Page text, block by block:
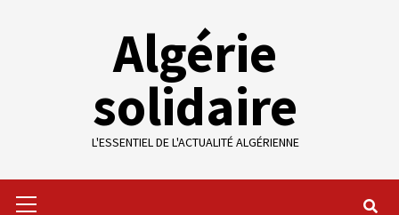
Algérie
solidaire
L'ESSENTIEL DE L'ACTUALITÉ ALGÉRIENNE
Menu